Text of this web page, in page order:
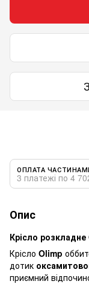
ОПЛАТА
3 платежі по 4
Опис
Крісло
Крісло Olimp
дотик
приємний